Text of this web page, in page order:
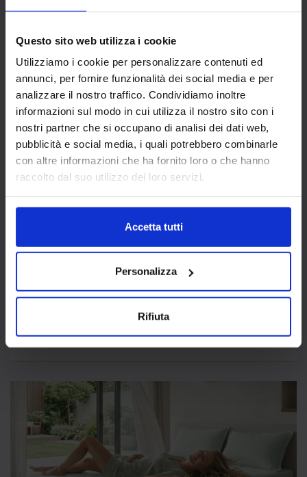
Questo sito web utilizza i cookie
Utilizziamo i cookie per personalizzare contenuti ed
annunci, per fornire funzionalità dei social media e per
analizzare il nostro traffico. Condividiamo inoltre
informazioni sul modo in cui utilizza il nostro sito con i
nostri partner che si occupano di analisi dei dati web,
pubblicità e social media, i quali potrebbero combinarle
con altre informazioni che ha fornito loro o che hanno
raccolto dal suo utilizzo dei loro servizi.
Accetta tutti
Personalizza
Rifiuta
MONTAGGIO TENDE A RULLO: GUIDA
COMPLETA PER INSTALLARLE A
PARETE, SOFFITTO ED ESTERNO
Come montare le tende a rullo: dalla scelta
guida pratica di Carillo Home.